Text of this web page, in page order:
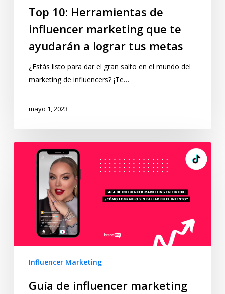
Top 10: Herramientas de
influencer marketing que te
ayudarán a lograr tus metas
¿Estás listo para dar el gran salto en el mundo del
marketing de influencers? ¡Te…
mayo 1, 2023
Influencer Marketing
Guía de influencer marketing